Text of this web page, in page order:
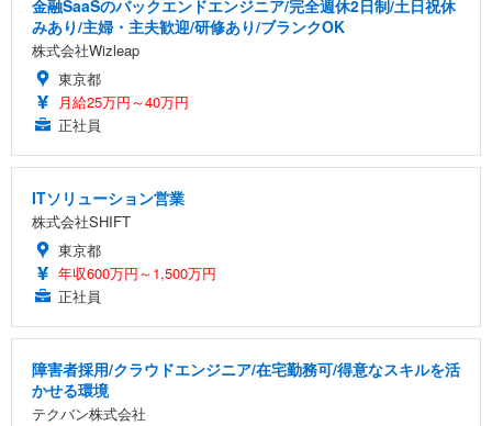
金融SaaSのバックエンドエンジニア/完全週休2日制/土日祝休
みあり/主婦・主夫歓迎/研修あり/ブランクOK
株式会社Wizleap
東京都
月給25万円～40万円
正社員
ITソリューション営業
株式会社SHIFT
東京都
年収600万円～1,500万円
正社員
障害者採用/クラウドエンジニア/在宅勤務可/得意なスキルを活
かせる環境
テクバン株式会社